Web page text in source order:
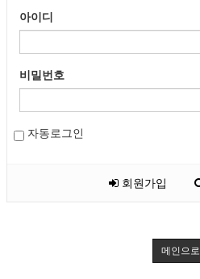
아이디
비밀번호
자동로그인
회원가입
메인으로